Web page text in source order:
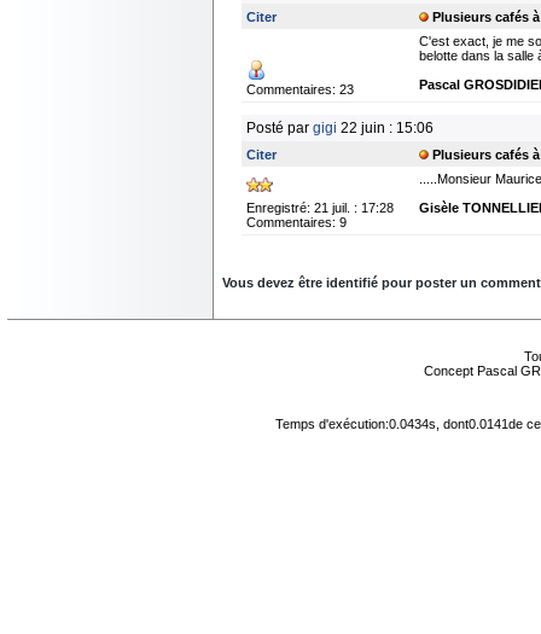
Citer Plusieurs cafés
Commentaires: 23
C'est exact, je me
belotte dans la salle
Pascal
Posté par gigi 22 juin : 15:06
Citer Plusieurs cafés
Enregistré: 21 juil. : 17:28
Commentaires: 9
.....Monsieur
Gisèle
Vous devez être identifié pour poster un
Concept Pascal
Temps d'exécution:0.0434s, dont0.0141de